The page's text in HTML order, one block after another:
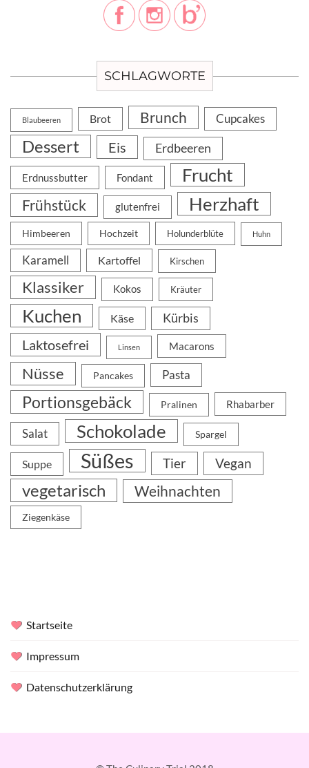
SCHLAGWORTE
Blaubeeren Brot Brunch Cupcakes
Dessert Eis Erdbeeren
Erdnussbutter Fondant Frucht
Frühstück glutenfrei Herzhaft
Himbeeren Hochzeit Holunderblüte Huhn
Karamell Kartoffel Kirschen
Klassiker Kokos Kräuter
Kuchen Käse Kürbis
Laktosefrei Linsen Macarons
Nüsse Pancakes Pasta
Portionsgebäck Pralinen Rhabarber
Salat Schokolade Spargel
Suppe Süßes Tier Vegan
vegetarisch Weihnachten
Ziegenkäse
Startseite
Impressum
Datenschutzerklärung